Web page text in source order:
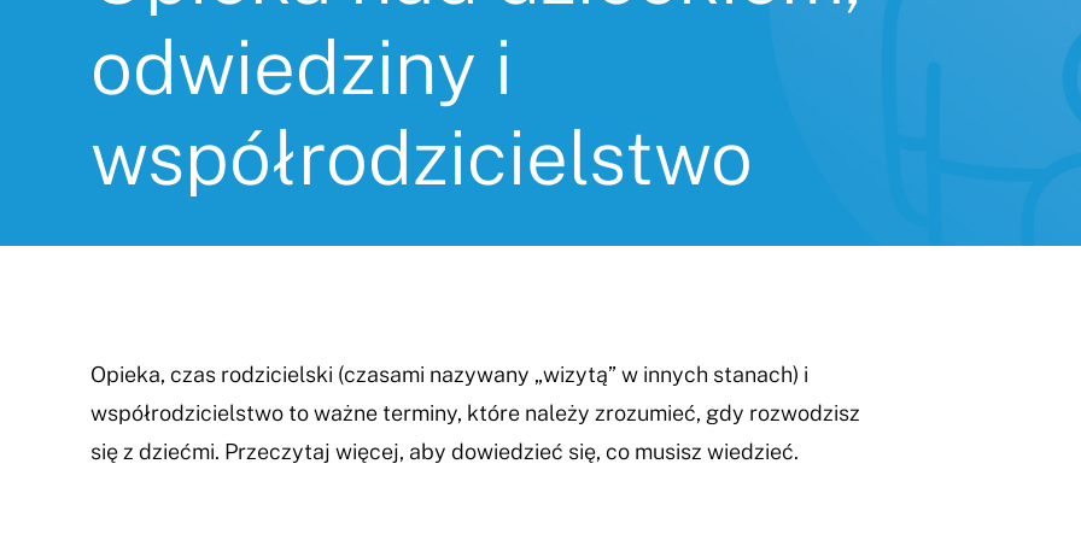
odwiedziny i
współrodzicielstwo
Opieka, czas rodzicielski (czasami nazywany „wizytą” w innych stanach) i
współrodzicielstwo to ważne terminy, które należy zrozumieć, gdy rozwodzisz
się z dziećmi. Przeczytaj więcej, aby dowiedzieć się, co musisz wiedzieć.